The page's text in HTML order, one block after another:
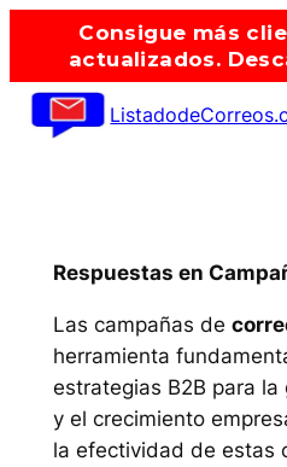
contenido
Consigue más
actualizados.
Respuestas en
Las campañas de
herramienta
estrategias B2B para
y el crecimiento
la efectividad de estas